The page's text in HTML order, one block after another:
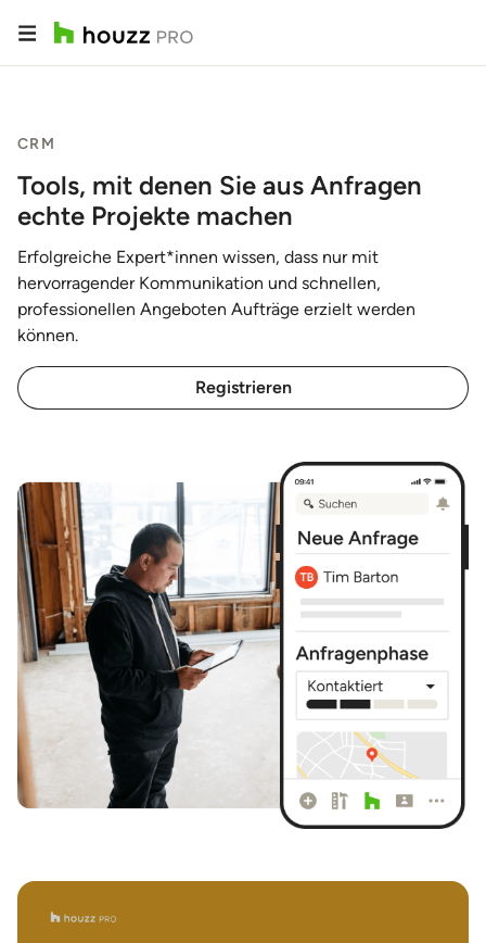
CRM
Tools, mit denen Sie aus Anfragen
echte Projekte machen
Erfolgreiche Expert*innen wissen, dass nur mit
hervorragender Kommunikation und schnellen,
professionellen Angeboten Aufträge erzielt werden
können.
Registrieren